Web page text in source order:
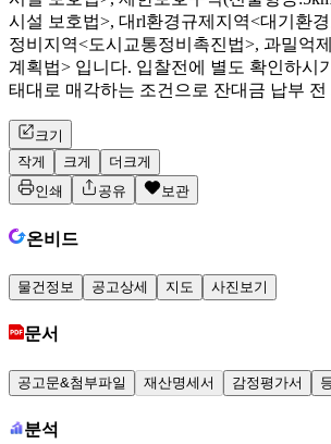
시설 보호법>, 대rl환경규제지역<대기환
정비지역<도시교통정비촉진법>, 과밀억
계획법> 입니다. 입찰전에 별도 확인하시
태대로 매각하는 조건으로 잔대금 납부
크기
작게
크게
더크게
인쇄
공유 보관
온비드
물건정보 공고상세 지도 사진보기
문서
공고문&첨부파일 재산명세서 감정평가서
분석